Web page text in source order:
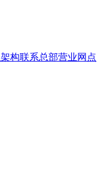
构联系总部营业网点